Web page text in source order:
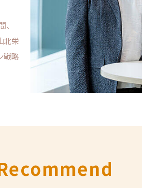
な
じた
を降
北栄
戦略
の
生
サー
トワ
ラ